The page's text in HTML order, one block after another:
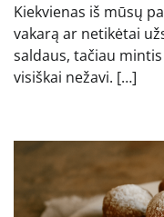
Kiekvienas iš mūsų
vakarą ar netikėtai
saldaus, tačiau
visiškai nežavi. […]